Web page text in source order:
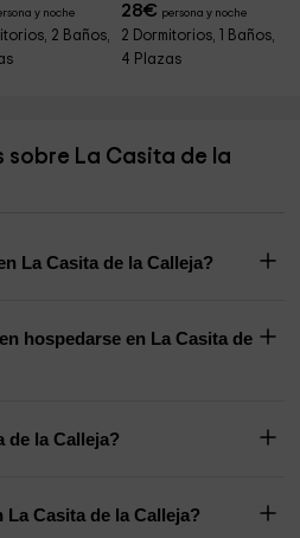
y noche
2 Baños,
28€ persona y noche
2 Dormitorios, 1 Baños,
4 Plazas
sobre La Casita de la
La Casita de la Calleja?
hospedarse en La Casita de
de la Calleja?
Casita de la Calleja?